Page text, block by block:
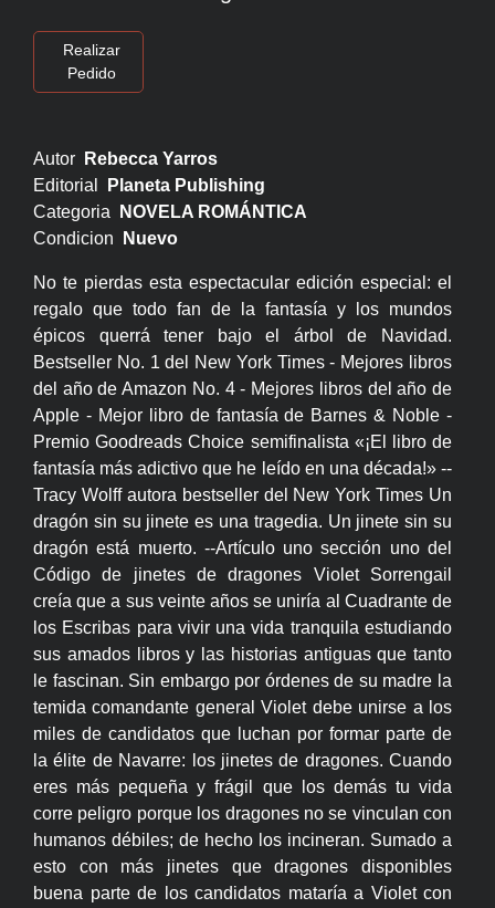
Realizar
Pedido
Autor
Rebecca Yarros
Editorial
Planeta Publishing
Categoria
NOVELA ROMÁNTICA
Condicion
Nuevo
No te pierdas esta espectacular edición especial: el
regalo que todo fan de la fantasía y los mundos
épicos querrá tener bajo el árbol de Navidad.
Bestseller No. 1 del New York Times - Mejores libros
del año de Amazon No. 4 - Mejores libros del año de
Apple - Mejor libro de fantasía de Barnes & Noble -
Premio Goodreads Choice semifinalista «¡El libro de
fantasía más adictivo que he leído en una década!» --
Tracy Wolff autora bestseller del New York Times Un
dragón sin su jinete es una tragedia. Un jinete sin su
dragón está muerto. --Artículo uno sección uno del
Código de jinetes de dragones Violet Sorrengail
creía que a sus veinte años se uniría al Cuadrante de
los Escribas para vivir una vida tranquila estudiando
sus amados libros y las historias antiguas que tanto
le fascinan. Sin embargo por órdenes de su madre la
temida comandante general Violet debe unirse a los
miles de candidatos que luchan por formar parte de
la élite de Navarre: los jinetes de dragones. Cuando
eres más pequeña y frágil que los demás tu vida
corre peligro porque los dragones no se vinculan con
humanos débiles; de hecho los incineran. Sumado a
esto con más jinetes que dragones disponibles
buena parte de los candidatos mataría a Violet con